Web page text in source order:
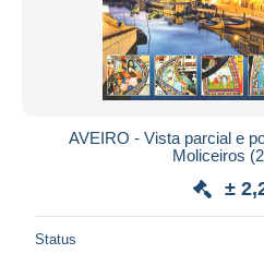
AVEIRO - Vista parcial e
Moliceiros
±
Status